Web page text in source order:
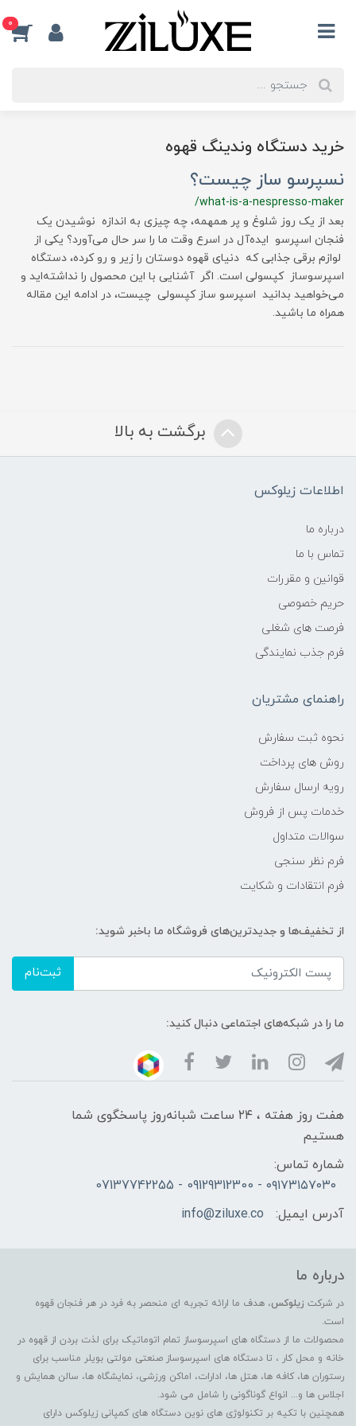
0
خرید دستگاه وندینگ قهوه
نسپرسو ساز چیست؟
/what-is-a-nespresso-maker
بعد از یک روز شلوغ و پر همهمه، چه چیزی به اندازه نوشیدن یک
فنجان اسپرسو ایده‌آل در اسرع وقت ما را سر حال می‌آورد؟ یکی از
لوازم برقی جذابی که دنیای قهوه دوستان را زیر و رو کرده، دستگاه
اسپرسوساز کپسولی است. اگر آشنایی با این محصول را نداشته‌اید و
می‌خواهید بدانید اسپرسو ساز کپسولی چیست، در ادامه این مقاله
همراه ما باشید.
برگشت به بالا
اطلاعات زیلوکس
درباره ما
تماس با ما
قوانین و مقررات
حریم خصوصی
فرصت های شغلی
فرم جذب نمایندگی
راهنمای مشتریان
نحوه ثبت سفارش
روش های پرداخت
رویه ارسال سفارش
خدمات پس از فروش
سوالات متداول
فرم نظر سنجی
فرم انتقادات و شکایت
از تخفیف‌ها و جدیدترین‌های فروشگاه ما باخبر شوید:
ثبت‌نام
ما را در شبکه‌های اجتماعی دنبال کنید:
هفت روز هفته ، ۲۴ ساعت شبانه‌روز پاسخگوی شما
هستیم
شماره تماس:
۰۹۱۷۳۱۵۷۰۳۰ - 09129312300 - 07137742255
آدرس ایمیل:
info@ziluxe.co
درباره ما
در شرکت زیلوکس، هدف ما ارائه تجربه ای منحصر به فرد در هر فنجان قهوه
است.
محصولات ما از دستگاه های اسپرسوساز تمام اتوماتیک برای لذت بردن از قهوه در
خانه و محل کار ، تا دستگاه های اسپرسوساز صنعتی مولتی بویلر مناسب برای
رستوران ها، کافه ها، هتل ها، ادارات، اماکن ورزشی، نمایشگاه ها، سالن همایش و
اجلاس ها و... انواع گوناگونی را شامل می شود.
همچنین با تکیه بر تکنولوژی های نوین دستگاه های کمپانی زیلوکس دارای